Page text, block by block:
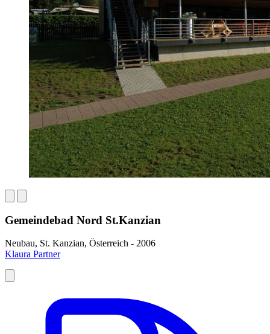
Gemeindebad Nord St.Kanzian
Neubau, St. Kanzian, Österreich - 2006
Klaura Partner